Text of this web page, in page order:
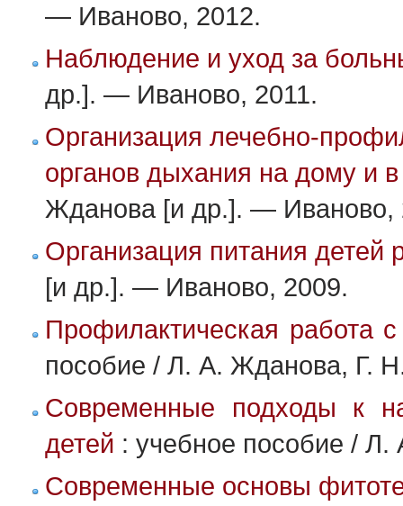
— Иваново, 2012.
Наблюдение и уход за
др.]. — Иваново, 2011.
Организация лечебно-
органов дыхания на дому и
Жданова [и др.]. — Иваново,
Организация питания детей
[и др.]. — Иваново, 2009.
Профилактическая работа
пособие / Л. А. Жданова, Г.
Современные подходы к
детей : учебное пособие /
Современные основы